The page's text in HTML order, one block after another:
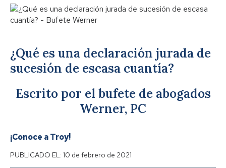
¿Qué es una declaración jurada de
sucesión de escasa cuantía?
Escrito por el bufete de abogados
Werner, PC
¡Conoce a Troy!
PUBLICADO EL: 10 de febrero de 2021